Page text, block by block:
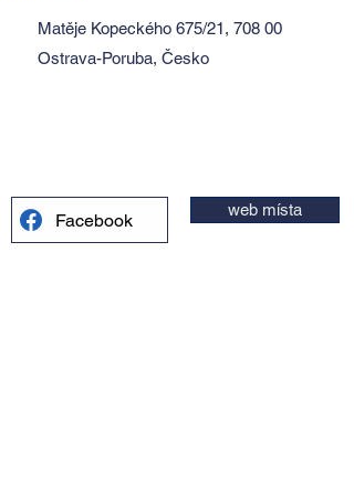
Matěje Kopeckého 675/21, 708 00
Ostrava-Poruba, Česko
Facebook web místa